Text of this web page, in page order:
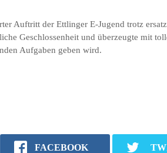
Auftritt der Ettlinger E-Jugend trotz
Geschlossenheit und überzeugte mit
Aufgaben geben wird.
FACEBOOK